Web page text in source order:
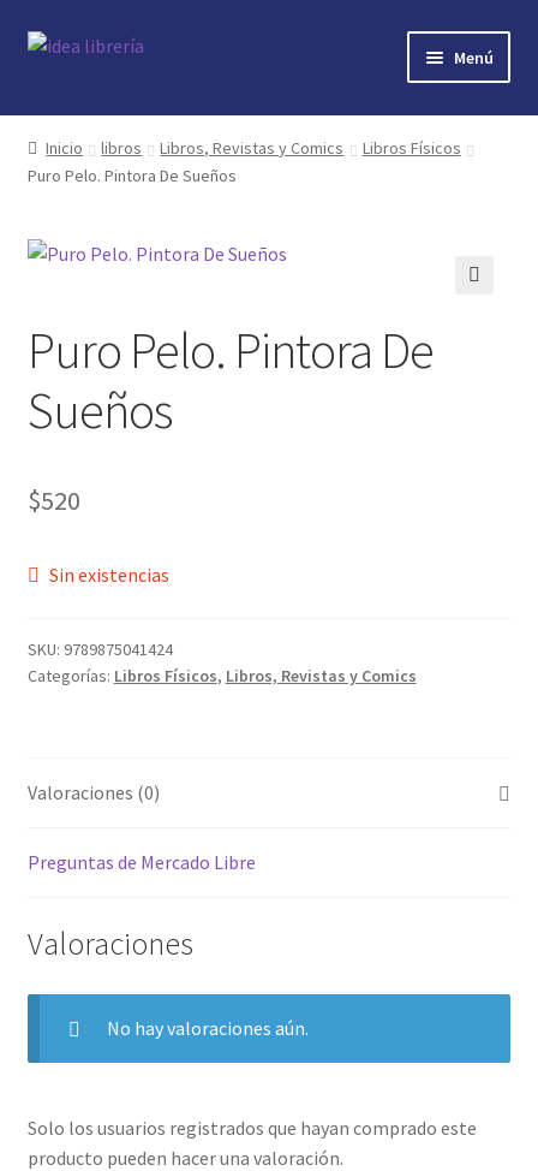
Ir
Ir
Menú
Inicio
contacto
libros
nosotros
novedades
preguntas
Inicio libros Libros, Revistas y Comics
Libros Físicos
Puro Pelo. Pintora De Sueños
Puro Pelo. Pintora De
Sueños
$520
Sin existencias
SKU: 9789875041424
Categorías: Libros Físicos, Libros, Revistas y Comics
Valoraciones (0)
Preguntas de Mercado Libre
Valoraciones
No hay valoraciones aún.
Solo los usuarios registrados que hayan comprado este
producto pueden hacer una valoración.